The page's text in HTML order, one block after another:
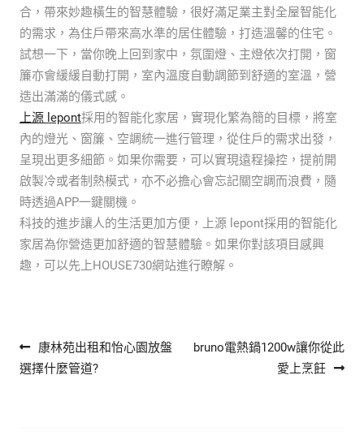
合，帶來妙趣橫生的智慧體驗，很好滿足業主對全屋智能化
的需求，為住戶帶來高水準的居住體驗，打造溫馨的住宅。
試想一下，當你晚上回到家中，氛圍燈、主燈依次打開，窗
簾亦會緩緩自動打開，室內溫度自動調節到舒適的室溫，營
造出滿滿的儀式感。
上源 lepont採用的智能化家居，實現化繁為簡的目標，將室
內的燈光、窗簾、空調統一進行管理，從住戶的需求出發，
呈現出更多細節。如果你需要，可以實現遠程操控，提前開
啟製冷或者制熱模式，亦不必擔心會忘記關空調而浪費，隨
時透過APP一鍵關機。
科技的進步讓人的生活更加方便，上源 lepont採用的智能化
家居為你營造更加舒適的智慧體驗。如果你對該項目感興
趣，可以先上HOUSE730網站進行瞭解。
文章導覽
康林苑出租和怡心園放盤
選擇什麼管道?
bruno電熱鍋1200w讓你從此
愛上烹飪